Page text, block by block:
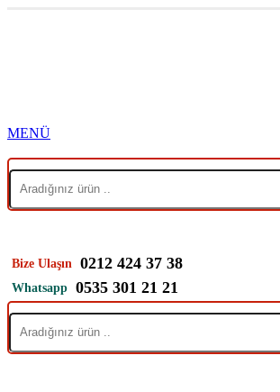
Bize Ulaşın 0212 424 37 38
Whatsapp 0535 301 21 21